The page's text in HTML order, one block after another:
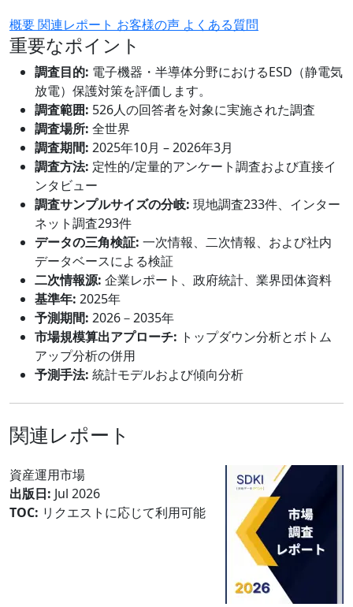
概要関連レポート お客様の声 よくある質問
重要なポイント
調査目的: 電子機器・半導体分野におけるESD（静電気
放電）保護対策を評価します。
調査範囲: 526人の回答者を対象に実施された調査
調査場所: 全世界
調査期間: 2025年10月 – 2026年3月
調査方法: 定性的/定量的アンケート調査および直接イ
ンタビュー
調査サンプルサイズの分岐: 現地調査233件、インター
ネット調査293件
データの三角検証: 一次情報、二次情報、および社内
データベースによる検証
二次情報源: 企業レポート、政府統計、業界団体資料
基準年: 2025年
予測期間: 2026－2035年
市場規模算出アプローチ: トップダウン分析とボトム
アップ分析の併用
予測手法: 統計モデルおよび傾向分析
関連レポート
資産運用市場
出版日: Jul 2026
TOC: リクエストに応じて利用可能